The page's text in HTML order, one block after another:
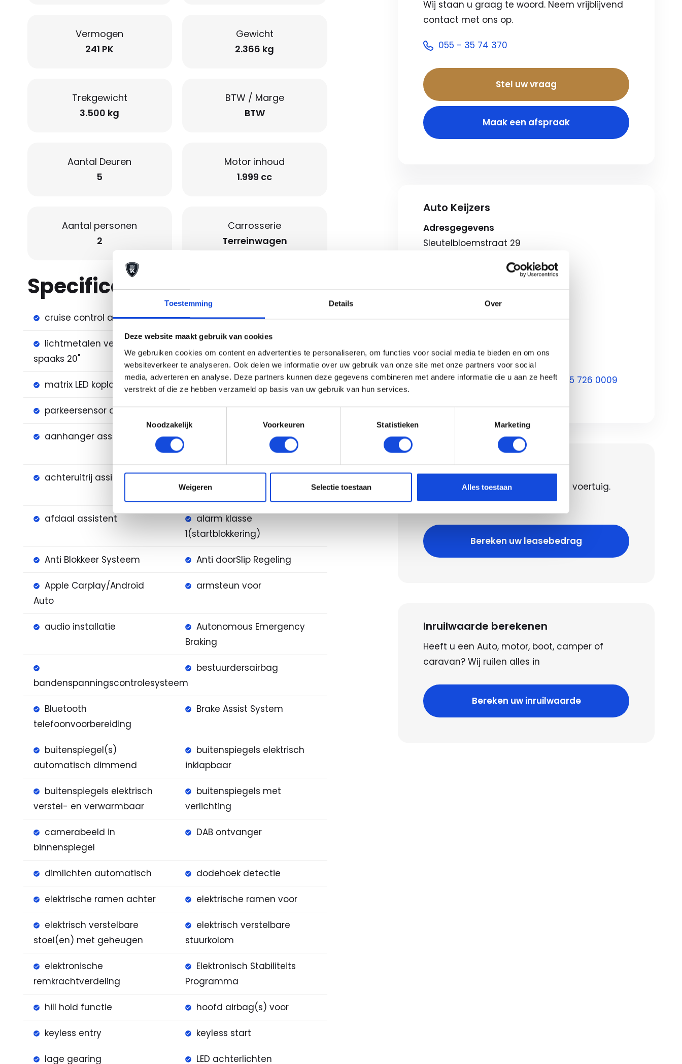
Toestemming Details Over
Deze website maakt gebruik van cookies
We gebruiken cookies om content en advertenties te personaliseren, om functies voor social media te bieden en om ons
websiteverkeer te analyseren. Ook delen we informatie over uw gebruik van onze site met onze partners voor social
media, adverteren en analyse. Deze partners kunnen deze gegevens combineren met andere informatie die u aan ze heeft
verstrekt of die ze hebben verzameld op basis van uw gebruik van hun services.
Toestemmingsselectie
Noodzakelijk
Voorkeuren Statistieken Marketing
Weigeren Selectie toestaan Alles toestaan
Vermogen
241 PK
Gewicht
2.366 kg
Trekgewicht
3.500 kg
BTW / Marge
BTW
Aantal Deuren
5
Motor inhoud
1.999 cc
Aantal personen
2
Carrosserie
Terreinwagen
Specificaties
cruise control adaptief electronic climate controle
lichtmetalen velgen 5-
spaaks 20"
luxe lederen bekleding
matrix LED koplampen navigatiesysteem full map
parkeersensor achter parkeersensor voor
aanhanger assistent
achteropkomend verkeer
achteruitrij assistent
adaptief demping
systeem
afdaal assistent
alarm klasse
1(startblokkering)
Anti Blokkeer Systeem Anti doorSlip Regeling
Apple Carplay/Android
Auto
armsteun voor
audio installatie
Autonomous Emergency
Braking
bandenspanningscontrolesysteem
bestuurdersairbag
Bluetooth
telefoonvoorbereiding
Brake Assist System
buitenspiegel(s)
automatisch dimmend
buitenspiegels elektrisch
inklapbaar
buitenspiegels elektrisch
verstel- en verwarmbaar
buitenspiegels met
verlichting
camerabeeld in
binnenspiegel
DAB ontvanger
dimlichten automatisch dodehoek detectie
elektrische ramen achter elektrische ramen voor
elektrisch verstelbare
stoel(en) met geheugen
elektrisch verstelbare
stuurkolom
elektronische
remkrachtverdeling
Elektronisch Stabiliteits
Programma
hill hold functie hoofd airbag(s) voor
keyless entry keyless start
lage gearing LED achterlichten
Wij staan u graag te woord. Neem vrijblijvend
contact met ons op.
055 - 35 74 370
Stel uw vraag
Maak een afspraak
Auto Keijzers
Adresgegevens
Sleutelbloemstraat 29
Openingstijden
Ma-vr
08:00-18:00
Koopzondagen*
12:00-17:00
Neem contact met ons op via 055 726 0009
Bereken uw leasebedrag
Bereken het leasebedrag voor dit voertuig.
Let op, geld lenen kost ook geld!
Bereken uw leasebedrag
Inruilwaarde berekenen
Heeft u een Auto, motor, boot, camper of
caravan? Wij ruilen alles in
Bereken uw inruilwaarde